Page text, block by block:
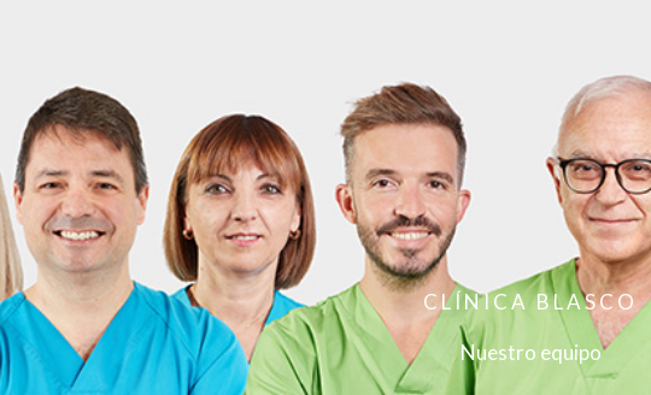
CLÍNICA BLASCO
Nuestro equipo